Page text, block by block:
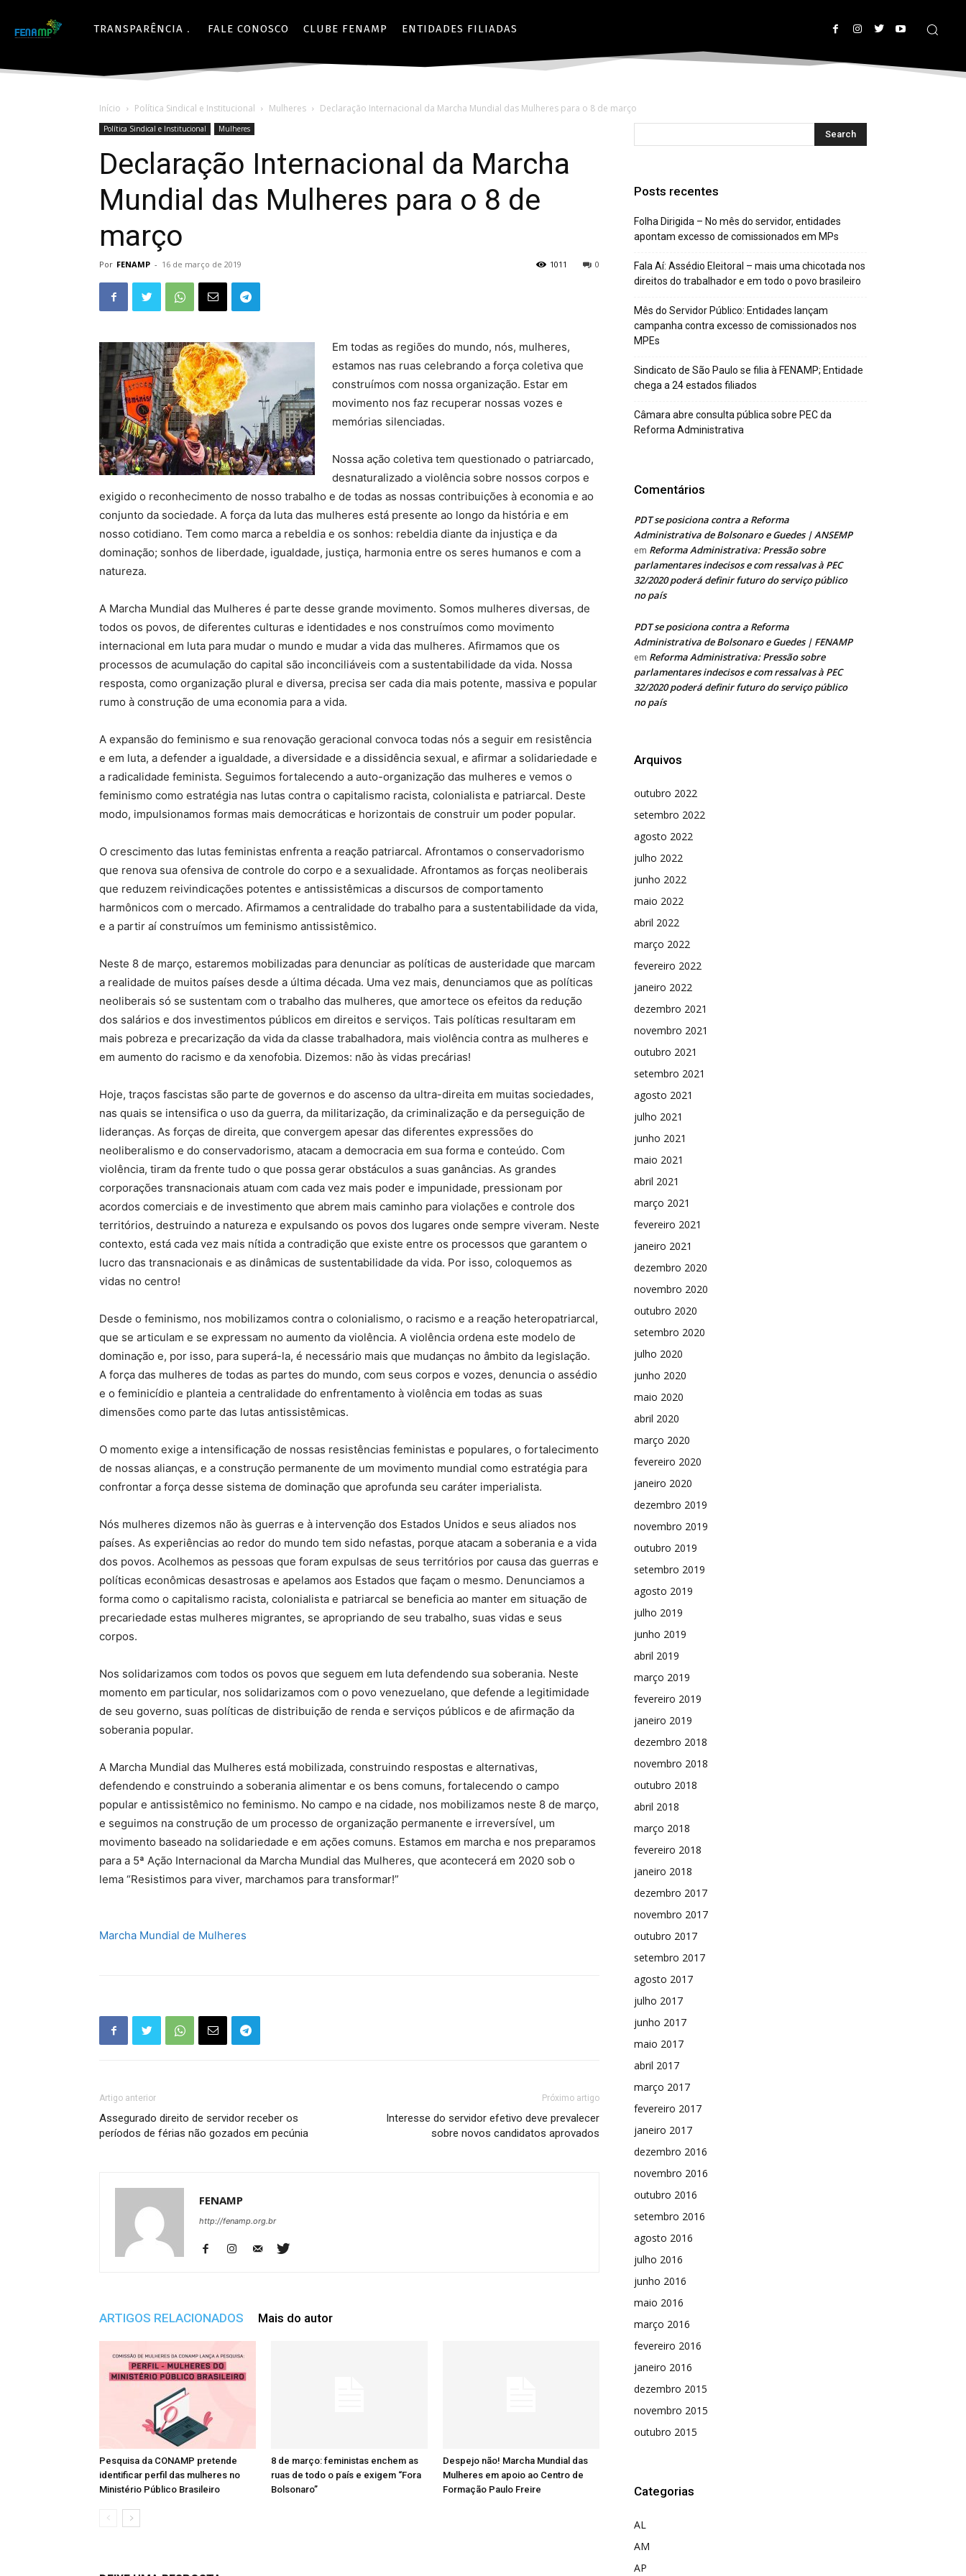
TRANSPARÊNCIA FALE CONOSCO CLUBE FENAMP ENTIDADES FILIADAS
Início Política Sindical e Institucional Mulheres Declaração Internacional da Marcha Mundial das Mulheres para o 8 de março
Política Sindical e Institucional Mulheres
Declaração Internacional da Marcha
Mundial das Mulheres para o 8 de
março
Por FENAMP - 16 de março de 2019 0
1011
Em todas as regiões do mundo, nós, mulheres,
estamos nas ruas celebrando a força coletiva que
construímos com nossa organização. Estar em
movimento nos faz recuperar nossas vozes e
memórias silenciadas.
Nossa ação coletiva tem questionado o patriarcado,
desnaturalizado a violência sobre nossos corpos e
exigido o reconhecimento de nosso trabalho e de todas as nossas contribuições à economia e ao
conjunto da sociedade. A força da luta das mulheres está presente ao longo da história e em
nosso cotidiano. Tem como marca a rebeldia e os sonhos: rebeldia diante da injustiça e da
dominação; sonhos de liberdade, igualdade, justiça, harmonia entre os seres humanos e com a
natureza.
A Marcha Mundial das Mulheres é parte desse grande movimento. Somos mulheres diversas, de
todos os povos, de diferentes culturas e identidades e nos construímos como movimento
internacional em luta para mudar o mundo e mudar a vida das mulheres. Afirmamos que os
processos de acumulação do capital são inconciliáveis com a sustentabilidade da vida. Nossa
resposta, como organização plural e diversa, precisa ser cada dia mais potente, massiva e popular
rumo à construção de uma economia para a vida.
A expansão do feminismo e sua renovação geracional convoca todas nós a seguir em resistência
e em luta, a defender a igualdade, a diversidade e a dissidência sexual, e afirmar a solidariedade e
a radicalidade feminista. Seguimos fortalecendo a auto-organização das mulheres e vemos o
feminismo como estratégia nas lutas contra o capitalismo racista, colonialista e patriarcal. Deste
modo, impulsionamos formas mais democráticas e horizontais de construir um poder popular.
O crescimento das lutas feministas enfrenta a reação patriarcal. Afrontamos o conservadorismo
que renova sua ofensiva de controle do corpo e a sexualidade. Afrontamos as forças neoliberais
que reduzem reivindicações potentes e antissistêmicas a discursos de comportamento
harmônicos com o mercado. Afirmamos a centralidade do trabalho para a sustentabilidade da vida,
e a partir aí construímos um feminismo antissistêmico.
Neste 8 de março, estaremos mobilizadas para denunciar as políticas de austeridade que marcam
a realidade de muitos países desde a última década. Uma vez mais, denunciamos que as políticas
neoliberais só se sustentam com o trabalho das mulheres, que amortece os efeitos da redução
dos salários e dos investimentos públicos em direitos e serviços. Tais políticas resultaram em
mais pobreza e precarização da vida da classe trabalhadora, mais violência contra as mulheres e
em aumento do racismo e da xenofobia. Dizemos: não às vidas precárias!
Hoje, traços fascistas são parte de governos e do ascenso da ultra-direita em muitas sociedades,
nas quais se intensifica o uso da guerra, da militarização, da criminalização e da perseguição de
lideranças. As forças de direita, que convergem apesar das diferentes expressões do
neoliberalismo e do conservadorismo, atacam a democracia em sua forma e conteúdo. Com
violência, tiram da frente tudo o que possa gerar obstáculos a suas ganâncias. As grandes
corporações transnacionais atuam com cada vez mais poder e impunidade, pressionam por
acordos comerciais e de investimento que abrem mais caminho para violações e controle dos
territórios, destruindo a natureza e expulsando os povos dos lugares onde sempre viveram. Neste
contexto, está cada vez mais nítida a contradição que existe entre os processos que garantem o
lucro das transnacionais e as dinâmicas de sustentabilidade da vida. Por isso, coloquemos as
vidas no centro!
Desde o feminismo, nos mobilizamos contra o colonialismo, o racismo e a reação heteropatriarcal,
que se articulam e se expressam no aumento da violência. A violência ordena este modelo de
dominação e, por isso, para superá-la, é necessário mais que mudanças no âmbito da legislação.
A força das mulheres de todas as partes do mundo, com seus corpos e vozes, denuncia o assédio
e o feminicídio e planteia a centralidade do enfrentamento à violência em todas as suas
dimensões como parte das lutas antissistêmicas.
O momento exige a intensificação de nossas resistências feministas e populares, o fortalecimento
de nossas alianças, e a construção permanente de um movimento mundial como estratégia para
confrontar a força desse sistema de dominação que aprofunda seu caráter imperialista.
Nós mulheres dizemos não às guerras e à intervenção dos Estados Unidos e seus aliados nos
países. As experiências ao redor do mundo tem sido nefastas, porque atacam a soberania e a vida
dos povos. Acolhemos as pessoas que foram expulsas de seus territórios por causa das guerras e
políticas econômicas desastrosas e apelamos aos Estados que façam o mesmo. Denunciamos a
forma como o capitalismo racista, colonialista e patriarcal se beneficia ao manter em situação de
precariedade estas mulheres migrantes, se apropriando de seu trabalho, suas vidas e seus
corpos.
Nos solidarizamos com todos os povos que seguem em luta defendendo sua soberania. Neste
momento em particular, nos solidarizamos com o povo venezuelano, que defende a legitimidade
de seu governo, suas políticas de distribuição de renda e serviços públicos e de afirmação da
soberania popular.
A Marcha Mundial das Mulheres está mobilizada, construindo respostas e alternativas,
defendendo e construindo a soberania alimentar e os bens comuns, fortalecendo o campo
popular e antissistêmico no feminismo. No campo e na cidade, nos mobilizamos neste 8 de março,
e seguimos na construção de um processo de organização permanente e irreversível, um
movimento baseado na solidariedade e em ações comuns. Estamos em marcha e nos preparamos
para a 5ª Ação Internacional da Marcha Mundial das Mulheres, que acontecerá em 2020 sob o
lema “Resistimos para viver, marchamos para transformar!”
Marcha Mundial de Mulheres
Artigo anterior
Assegurado direito de servidor receber os
períodos de férias não gozados em pecúnia
Próximo artigo
Interesse do servidor efetivo deve prevalecer
sobre novos candidatos aprovados
FENAMP
http://fenamp.org.br
ARTIGOS RELACIONADOS Mais do autor
Pesquisa da CONAMP pretende
identificar perfil das mulheres no
Ministério Público Brasileiro
8 de março: feministas enchem as
ruas de todo o país e exigem “Fora
Bolsonaro”
Despejo não! Marcha Mundial das
Mulheres em apoio ao Centro de
Formação Paulo Freire
Posts recentes
Folha Dirigida – No mês do servidor, entidades
apontam excesso de comissionados em MPs
Fala Aí: Assédio Eleitoral – mais uma chicotada nos
direitos do trabalhador e em todo o povo brasileiro
Mês do Servidor Público: Entidades lançam
campanha contra excesso de comissionados nos
MPEs
Sindicato de São Paulo se filia à FENAMP; Entidade
chega a 24 estados filiados
Câmara abre consulta pública sobre PEC da
Reforma Administrativa
Comentários
PDT se posiciona contra a Reforma
Administrativa de Bolsonaro e Guedes | ANSEMP
em Reforma Administrativa: Pressão sobre
parlamentares indecisos e com ressalvas à PEC
32/2020 poderá definir futuro do serviço público
no país
PDT se posiciona contra a Reforma
Administrativa de Bolsonaro e Guedes | FENAMP
em Reforma Administrativa: Pressão sobre
parlamentares indecisos e com ressalvas à PEC
32/2020 poderá definir futuro do serviço público
no país
Arquivos
outubro 2022
setembro 2022
agosto 2022
julho 2022
junho 2022
maio 2022
abril 2022
março 2022
fevereiro 2022
janeiro 2022
dezembro 2021
novembro 2021
outubro 2021
setembro 2021
agosto 2021
julho 2021
junho 2021
maio 2021
abril 2021
março 2021
fevereiro 2021
janeiro 2021
dezembro 2020
novembro 2020
outubro 2020
setembro 2020
julho 2020
junho 2020
maio 2020
abril 2020
março 2020
fevereiro 2020
janeiro 2020
dezembro 2019
novembro 2019
outubro 2019
setembro 2019
agosto 2019
julho 2019
junho 2019
abril 2019
março 2019
fevereiro 2019
janeiro 2019
dezembro 2018
novembro 2018
outubro 2018
abril 2018
março 2018
fevereiro 2018
janeiro 2018
dezembro 2017
novembro 2017
outubro 2017
setembro 2017
agosto 2017
julho 2017
junho 2017
maio 2017
abril 2017
março 2017
fevereiro 2017
janeiro 2017
dezembro 2016
novembro 2016
outubro 2016
setembro 2016
agosto 2016
julho 2016
junho 2016
maio 2016
março 2016
fevereiro 2016
janeiro 2016
dezembro 2015
novembro 2015
outubro 2015
Categorias
AL
AM
AP